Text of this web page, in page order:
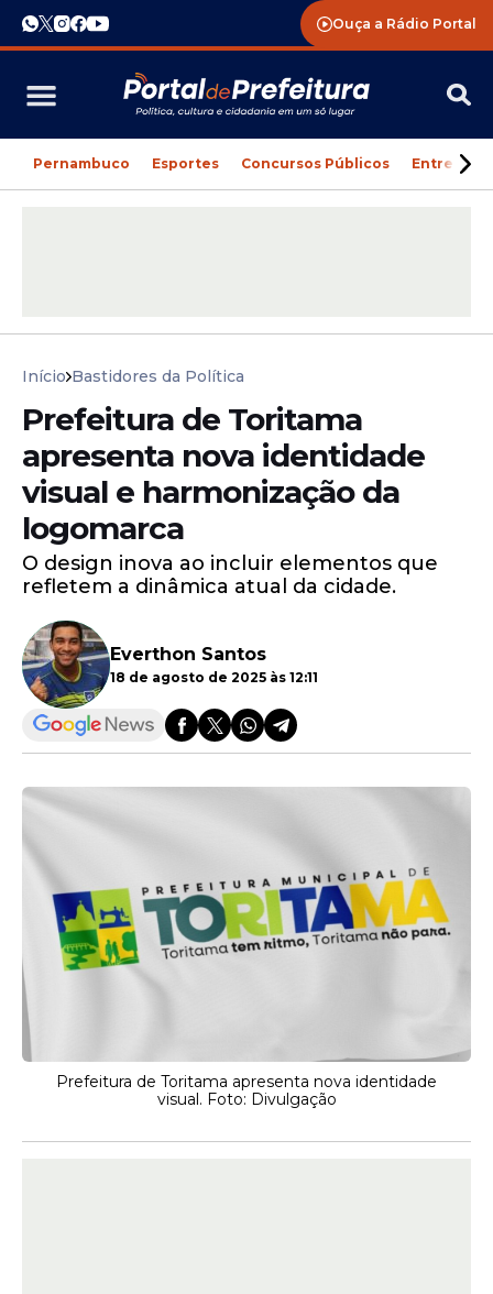
Ouça a Rádio Portal
Pernambuco Esportes Concursos Públicos
Início Bastidores da Política
Prefeitura de Toritama
apresenta nova identidade
visual e harmonização da
logomarca
O design inova ao incluir elementos que
refletem a dinâmica atual da cidade.
Everthon Santos
18 de agosto de 2025 às 12:11
Prefeitura de Toritama apresenta nova identidade
visual. Foto: Divulgação